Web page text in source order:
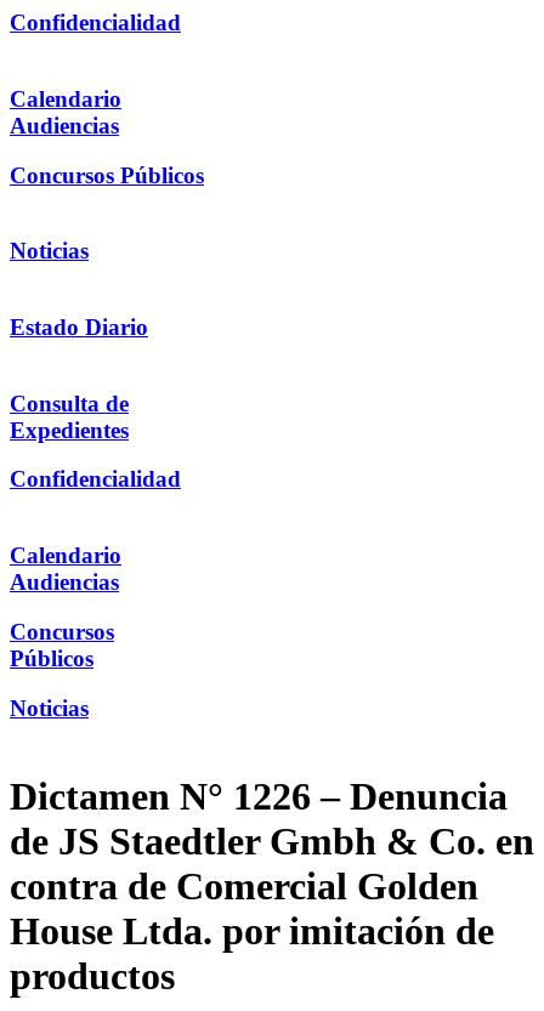
Confidencialidad
Calendario
Audiencias
Concursos Públicos
Noticias
Estado Diario
Consulta de
Expedientes
Confidencialidad
Calendario
Audiencias
Concursos
Públicos
Noticias
Dictamen N° 1226 – Denuncia
de JS Staedtler Gmbh & Co. en
contra de Comercial Golden
House Ltda. por imitación de
productos